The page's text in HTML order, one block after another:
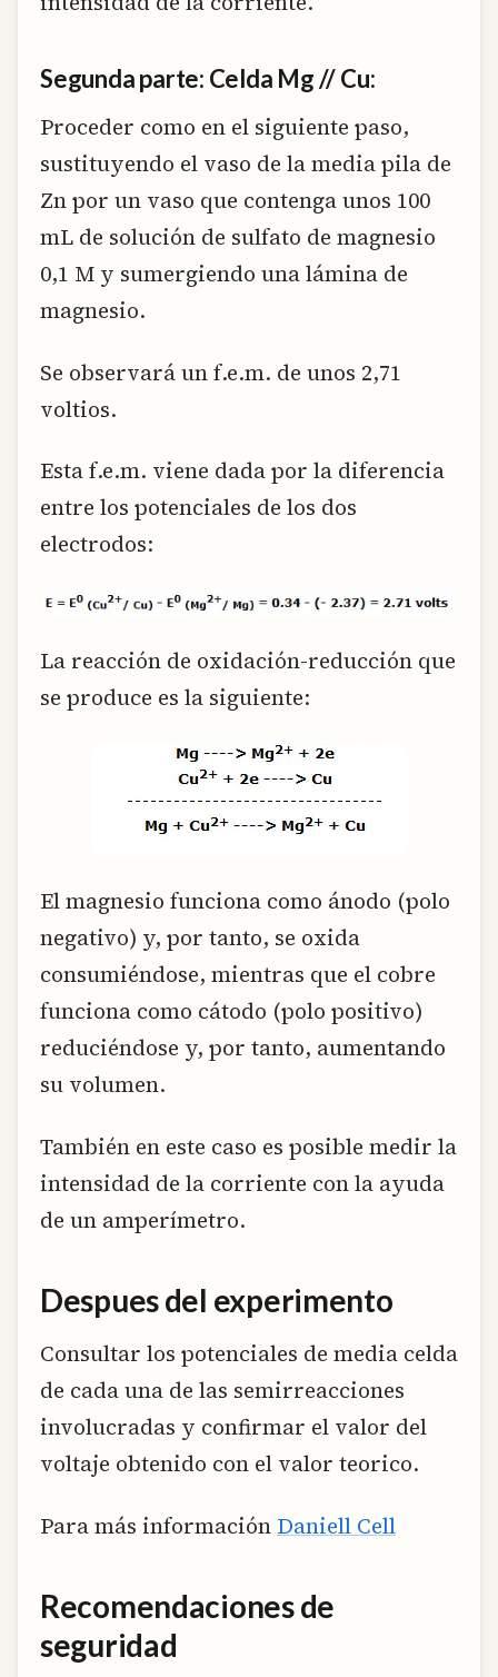
Segunda parte: Celda Mg // Cu:
Proceder como en el siguiente paso,
sustituyendo el vaso de la media pila de
Zn por un vaso que contenga unos 100
mL de solución de sulfato de magnesio
0,1 M y sumergiendo una lámina de
magnesio.
Se observará un f.e.m. de unos 2,71
voltios.
Esta f.e.m. viene dada por la diferencia
entre los potenciales de los dos
electrodos:
La reacción de oxidación-reducción que
se produce es la siguiente:
El magnesio funciona como ánodo (polo
negativo) y, por tanto, se oxida
consumiéndose, mientras que el cobre
funciona como cátodo (polo positivo)
reduciéndose y, por tanto, aumentando
su volumen.
También en este caso es posible medir la
intensidad de la corriente con la ayuda
de un amperímetro.
Despues del experimento
Consultar los potenciales de media celda
de cada una de las semirreacciones
involucradas y confirmar el valor del
voltaje obtenido con el valor teorico.
Para más información Daniell Cell
Recomendaciones de
seguridad